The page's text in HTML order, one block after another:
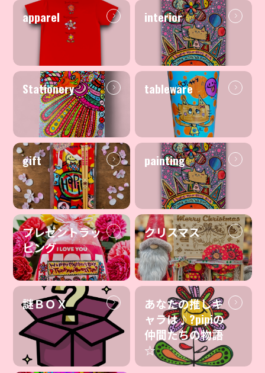
apparel interior
Stationery tableware
gift painting
プレゼントラッ
ピング
クリスマス
謎ＢＯＸ
あなたの推しキ
ャラは♪?pipiの
仲間たちの物語
☆